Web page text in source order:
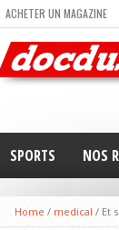
ACHETER UN MAGAZINE
TRAIL RUNNING
SPORTS NOS
Home / medical / Et